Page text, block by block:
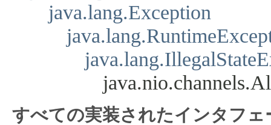
java.lang.Exception
すべての実装されたインタフェ